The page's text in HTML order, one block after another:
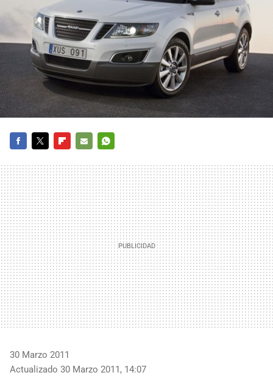
MAIL
30 Marzo 2011
Actualizado 30 Marzo 2011, 14:07